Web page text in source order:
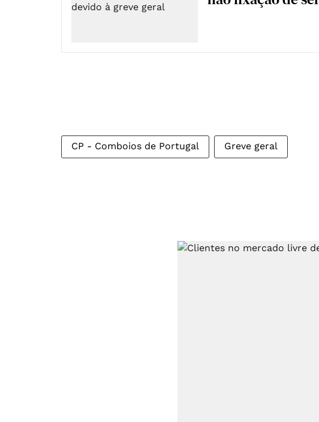
CP - Comboios de Portugal Greve geral